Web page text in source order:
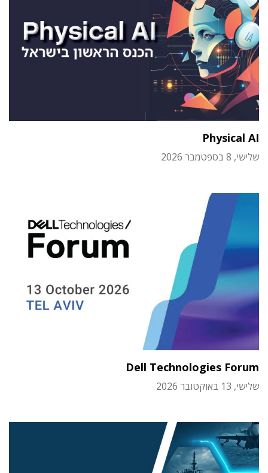
Physical AI
שלישי, 8 בספטמבר 2026
Dell Technologies Forum
שלישי, 13 באוקטובר 2026